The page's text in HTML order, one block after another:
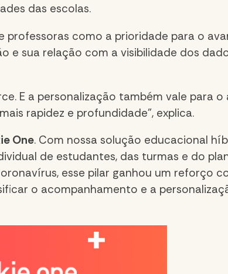
das escolas.
como a prioridade para o
e sua relação com a visibilidade dos
E a personalização também vale para o
rapidez e profundidade”, explica.
One. Com nossa solução educacional
de estudantes, das turmas e do
esse pilar ganhou um reforço
o acompanhamento e a